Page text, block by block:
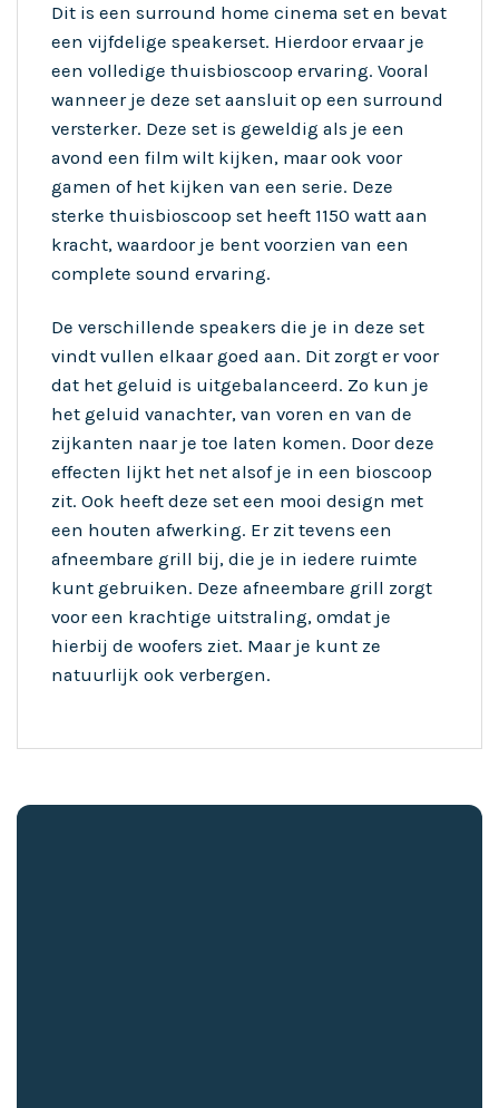
Dit is een surround home cinema set en bevat
een vijfdelige speakerset. Hierdoor ervaar je
een volledige thuisbioscoop ervaring. Vooral
wanneer je deze set aansluit op een surround
versterker. Deze set is geweldig als je een
avond een film wilt kijken, maar ook voor
gamen of het kijken van een serie. Deze
sterke thuisbioscoop set heeft 1150 watt aan
kracht, waardoor je bent voorzien van een
complete sound ervaring.
De verschillende speakers die je in deze set
vindt vullen elkaar goed aan. Dit zorgt er voor
dat het geluid is uitgebalanceerd. Zo kun je
het geluid vanachter, van voren en van de
zijkanten naar je toe laten komen. Door deze
effecten lijkt het net alsof je in een bioscoop
zit. Ook heeft deze set een mooi design met
een houten afwerking. Er zit tevens een
afneembare grill bij, die je in iedere ruimte
kunt gebruiken. Deze afneembare grill zorgt
voor een krachtige uitstraling, omdat je
hierbij de woofers ziet. Maar je kunt ze
natuurlijk ook verbergen.